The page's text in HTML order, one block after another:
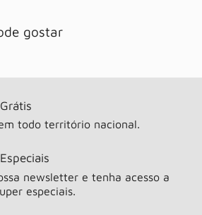
gostar
todo território nacional.
newsletter e tenha acesso a
especiais.